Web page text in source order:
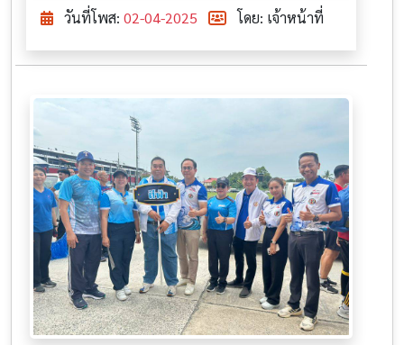
วันที่โพส: 02-04-2025 โดย: เจ้าหน้าที่